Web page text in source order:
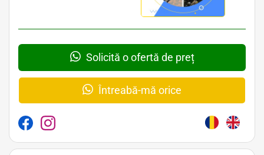
Solicită o ofertă de preț
Întreabă-mă orice